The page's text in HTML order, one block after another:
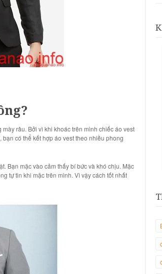
râu. Bởi vì khi khoác trên mình chiếc áo vest
có thể kết hợp áo vest theo nhiều phong
Bạn mặc vào cảm thấy bí bức và khó chịu. Mặc
tự tin khi mặc trên mình. Vì vậy cách tốt nhất